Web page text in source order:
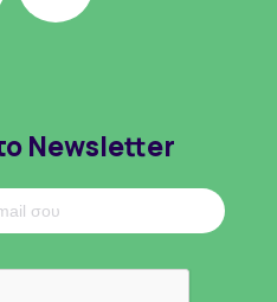
Newsletter